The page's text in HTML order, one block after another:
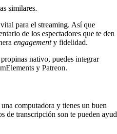
similares.
para el streaming. Así que
de los espectadores que te den
engagementy fidelidad.
nativo, puedes integrar
y Patreon.
computadora y tienes un buen
de transcripción son te pueden